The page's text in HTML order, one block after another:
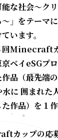
な社会～ク
」をテーマ
います。
回Minecraft
ベイeSGプ
品（最先端
に 囲まれた
作品）を１
カップの応